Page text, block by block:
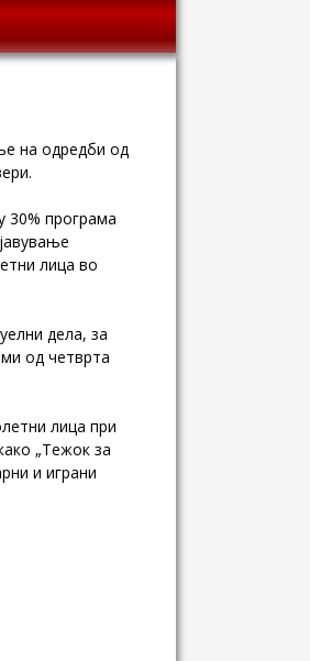
на одредби од
.
програма
лица во
дела, за
од четврта
лица при
„Тежок за
и играни